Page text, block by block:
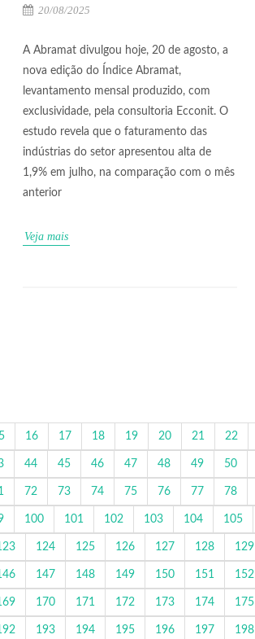
20/08/2025
A Abramat divulgou hoje, 20 de agosto, a
nova edição do Índice Abramat,
levantamento mensal produzido, com
exclusividade, pela consultoria Ecconit. O
estudo revela que o faturamento das
indústrias do setor apresentou alta de
1,9% em julho, na comparação com o mês
anterior
Veja mais
16 17 18 19 20 21 22
44 45 46 47 48 49 50
72 73 74 75 76 77 78
100 101 102 103 104 105
124 125 126 127 128 129
147 148 149 150 151 152
170 171 172 173 174 175
193 194 195 196 197 198